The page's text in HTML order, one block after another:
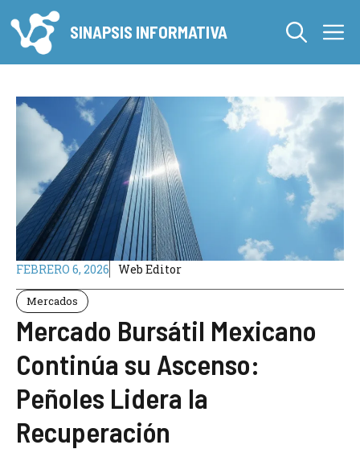
al
contenido
SINAPSIS INFORMATIVA
FEBRERO 6, 2026 Web Editor
Mercados
Mercado Bursátil Mexicano
Continúa su Ascenso:
Peñoles Lidera la
Recuperación